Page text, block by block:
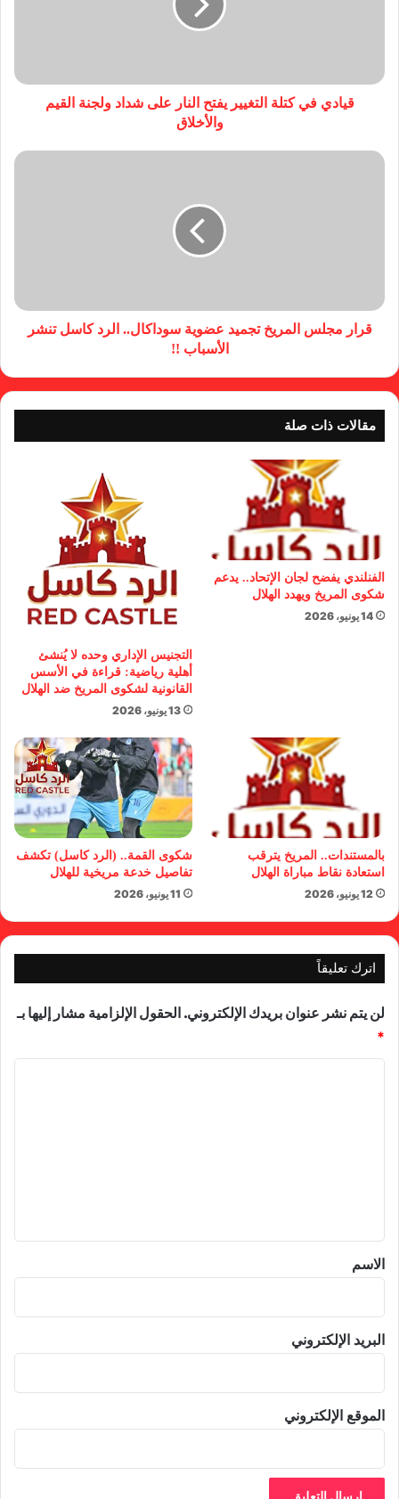
قيادي في كتلة التغيير يفتح النار على شداد ولجنة القيم
والأخلاق
قرار مجلس المريخ تجميد عضوية سوداكال.. الرد كاسل تنشر
الأسباب !!
مقالات ذات صلة
الفنلندي يفضح لجان الإتحاد.. يدعم
شكوى المريخ ويهدد الهلال
14 يونيو، 2026
التجنيس الإداري وحده لا يُنشئ
أهلية رياضية: قراءة في الأسس
القانونية لشكوى المريخ ضد الهلال
13 يونيو، 2026
بالمستندات.. المريخ يترقب
استعادة نقاط مباراة الهلال
12 يونيو، 2026
شكوى القمة.. (الرد كاسل) تكشف
تفاصيل خدعة مريخية للهلال
11 يونيو، 2026
اترك تعليقاً
لن يتم نشر عنوان بريدك الإلكتروني. الحقول الإلزامية مشار إليها بـ
*
*
الاسم
البريد الإلكتروني
الموقع الإلكتروني